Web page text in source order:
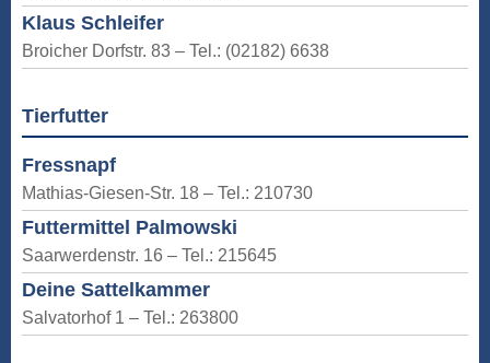
Klaus Schleifer
Broicher Dorfstr. 83 – Tel.: (02182) 6638
Tierfutter
Fressnapf
Mathias-Giesen-Str. 18 – Tel.: 210730
Futtermittel Palmowski
Saarwerdenstr. 16 – Tel.: 215645
Deine Sattelkammer
Salvatorhof 1 – Tel.: 263800